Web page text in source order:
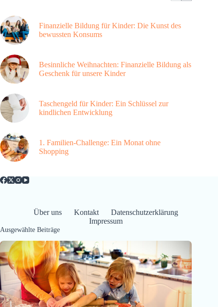
Finanzielle Bildung für Kinder: Die Kunst des
bewussten Konsums
Besinnliche Weihnachten: Finanzielle Bildung als
Geschenk für unsere Kinder
Taschengeld für Kinder: Ein Schlüssel zur
kindlichen Entwicklung
1. Familien-Challenge: Ein Monat ohne
Shopping
Über uns Kontakt
Datenschutzerklärung
Impressum
Ausgewählte Beiträge